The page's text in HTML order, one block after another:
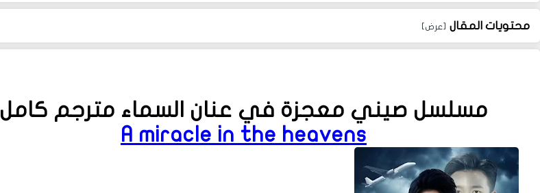
محتويات المقال
مسلسل صيني معجزة في عنان السماء مترجم كامل
A miracle in the heavens